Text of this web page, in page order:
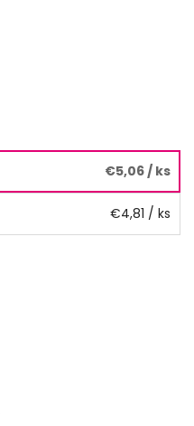
€5,06/ ks
€4,81 / ks